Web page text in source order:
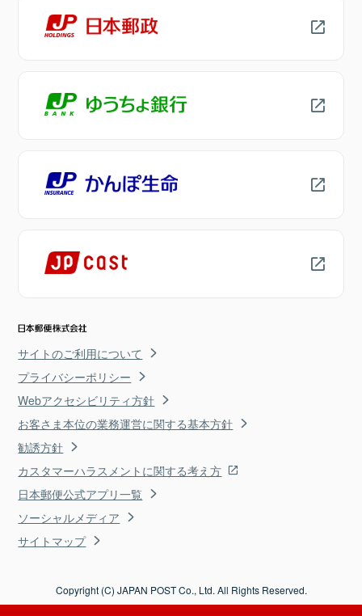
サイトのご利用について
プライバシーポリシー
Webアクセシビリティ方針
お客さま本位の業務運営に関する基本方針
勧誘方針
カスタマーハラスメントに関する考え方
日本郵便公式アプリ一覧
ソーシャルメディア
サイトマップ
Copyright (C) JAPAN POST Co., Ltd. All Rights Reserved.